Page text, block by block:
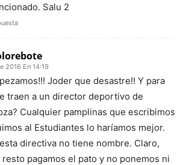
Salu 2
2016 En 14:19
Joder que desastre!! Y para
traen a un director deportivo de
Cualquier pamplinas que escribimos
al Estudiantes lo haríamos mejor.
directiva no tiene nombre. Claro,
pagamos el pato y no ponemos ni